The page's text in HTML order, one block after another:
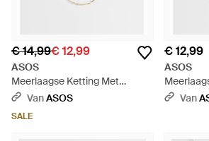
€ 14,99€ 12,99
ASOS
Meerlaagse Ketting Met
Gemengde Schakels - Wit
VanASOS
SALE
€ 12,99
ASOS
FijneVan